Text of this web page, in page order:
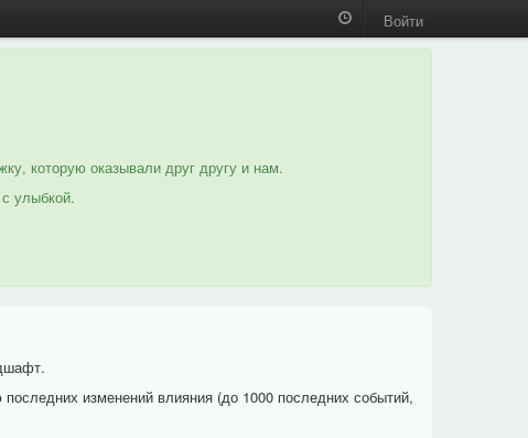
Войти
которую оказывали друг другу и нам.
улыбкой.
изменений влияния (до 1000 последних событий,